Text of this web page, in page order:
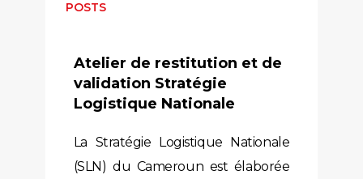
POSTS
Atelier de restitution et de
validation Stratégie
Logistique Nationale
La Stratégie Logistique Nationale
(SLN) du Cameroun est élaborée